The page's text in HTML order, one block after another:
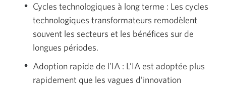
CIBC.
Une
nouvelle
fenêtre
s’affichera.
Cycles technologiques à long terme : Les cycles
technologiques transformateurs remodèlent
souvent les secteurs et les bénéfices sur de
longues périodes.
Adoption rapide de l’IA : L’IA est adoptée plus
rapidement que les vagues d’innovation